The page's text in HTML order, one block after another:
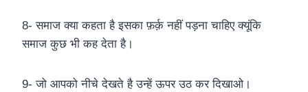
8- समाज क्या कहता है इसका फ़र्क़ नहीं पड़ना चाहिए क्यूंकि
समाज कुछ भी कह देता है।
9- जो आपको नीचे देखते है उन्हें ऊपर उठ कर दिखाओ।